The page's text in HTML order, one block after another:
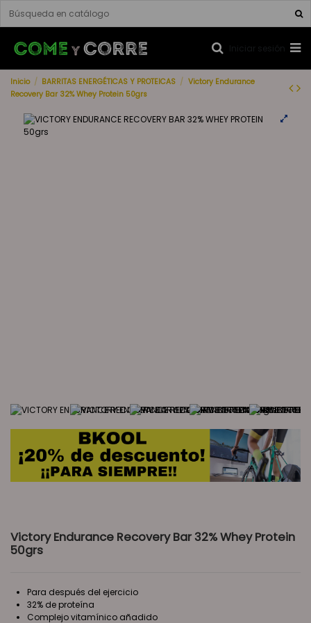
Iniciar sesión
Inicio BARRITAS ENERGÉTICAS Y PROTEICAS
Victory Endurance
Recovery Bar 32% Whey Protein 50grs
Victory Endurance Recovery Bar 32% Whey Protein
50grs
Para después del ejercicio
32% de proteína
Complejo vitamínico añadido